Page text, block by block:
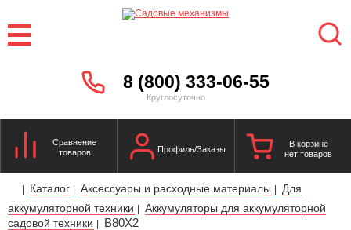
8 (800) 333-06-55
Круглосуточно
Сравнение
товаров
Профиль/Заказы
В корзине
нет товаров
| Каталог | Аксессуары и расходные материалы |
Для
аккумуляторной техники | Аккумуляторы для аккумуляторной
садовой техники | B80X2